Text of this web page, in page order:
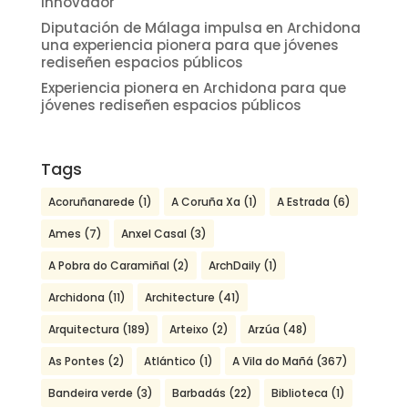
Diputación de Málaga impulsa en Archidona
una experiencia pionera para que jóvenes
rediseñen espacios públicos
Experiencia pionera en Archidona para que
jóvenes rediseñen espacios públicos
Tags
Acoruñanarede (1) A Coruña Xa (1) A Estrada (6)
Ames (7) Anxel Casal (3)
A Pobra do Caramiñal (2) ArchDaily(1)
Archidona (11) Architecture (41)
Arquitectura (189) Arteixo (2) Arzúa (48)
As Pontes (2) Atlántico (1) A Vila do Mañá (367)
Bandeira verde (3) Barbadás (22) Biblioteca (1)